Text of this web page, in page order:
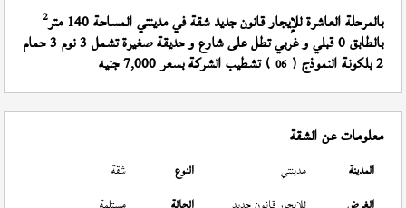
بالمرحلة العاشرة للإيجار قانون جديد شقة في مدينتي المساحة 140 متر 2
بالطابق 0 قبلي و غربي تطل على شارع و حديقة صغيرة تشمل 3 نوم 3 حمام
2 بلكونة النموذج ( 06 ) تشطيب الشركة بسعر 7,000 جنيه
معلومات عن الشقة
المدينة مدينتي النوع
شقة